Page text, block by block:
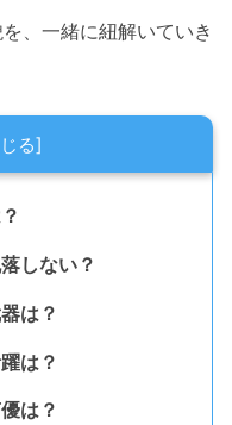
、一緒に紐解いていき
しない？
は？
は？
は？